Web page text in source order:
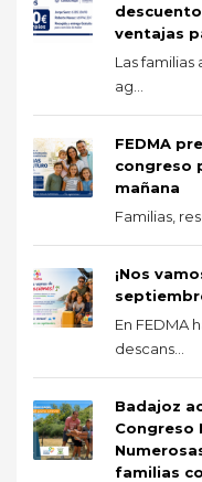
ventajas
Las familias
ag...
FEDMA
congreso
mañana
Familias,
¡Nos
En FEDMA
descans...
Badajoz
Congreso
familias